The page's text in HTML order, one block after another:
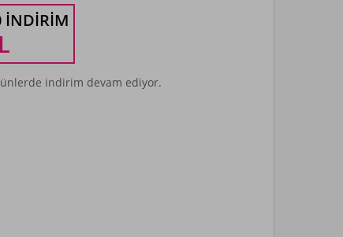
İNDIRIM
indirim devam ediyor.